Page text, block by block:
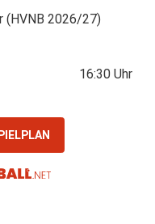
(HVNB 2026/27)
16:30 Uhr